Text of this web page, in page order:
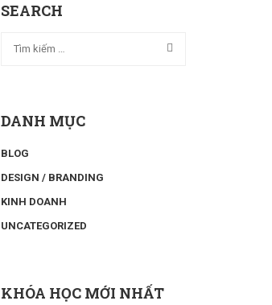
SEARCH
DANH MỤC
BLOG
DESIGN / BRANDING
KINH DOANH
UNCATEGORIZED
KHÓA HỌC MỚI NHẤT